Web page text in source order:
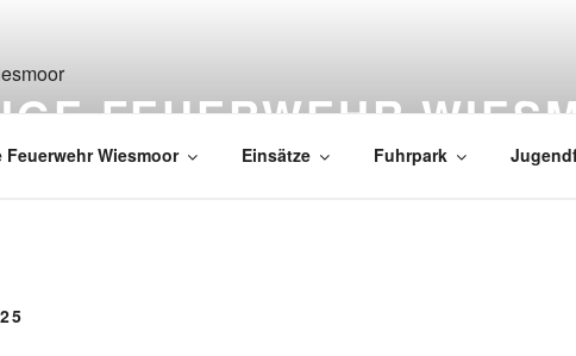
FEUERWEHR
Feuerwehr Wiesmoor Einsätze Fuhrpark